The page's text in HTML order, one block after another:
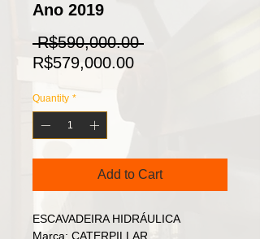
Ano 2019
R$590,000.00 Regular
R$579,000.00Sale
Quantity *
Add to Cart
ESCAVADEIRA HIDRÁULICA
Marca: CATERPILLAR